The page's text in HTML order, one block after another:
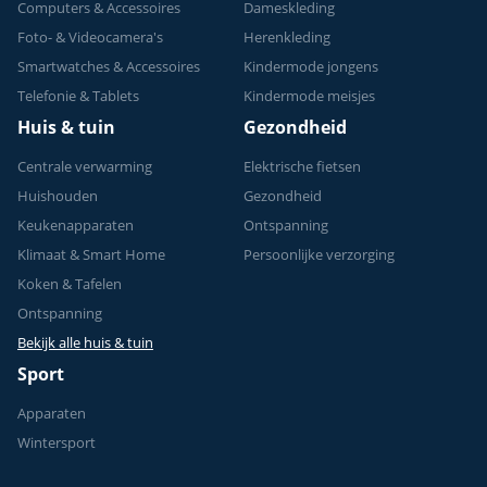
Computers & Accessoires
Foto- & Videocamera's
Smartwatches & Accessoires
Telefonie & Tablets
Dameskleding
Herenkleding
Kindermode jongens
Kindermode meisjes
Huis & tuin
Centrale verwarming
Huishouden
Keukenapparaten
Klimaat & Smart Home
Koken & Tafelen
Ontspanning
Bekijk alle huis & tuin
Gezondheid
Elektrische fietsen
Gezondheid
Ontspanning
Persoonlijke verzorging
Sport
Apparaten
Wintersport